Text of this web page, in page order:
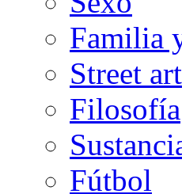
Familia
Street art
Filosofía
Fútbol